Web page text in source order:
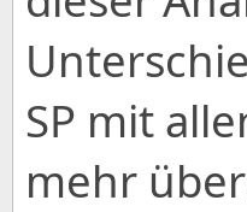
SP mit
mehr